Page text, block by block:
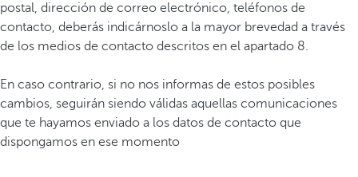
postal, dirección de correo electrónico, teléfonos de
contacto, deberás indicárnoslo a la mayor brevedad a través
de los medios de contacto descritos en el apartado 8.
En caso contrario, si no nos informas de estos posibles
cambios, seguirán siendo válidas aquellas comunicaciones
que te hayamos enviado a los datos de contacto que
dispongamos en ese momento